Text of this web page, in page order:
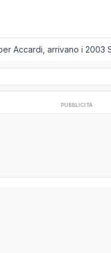
Accardi, arrivano i 2003
PUBBLICITÀ